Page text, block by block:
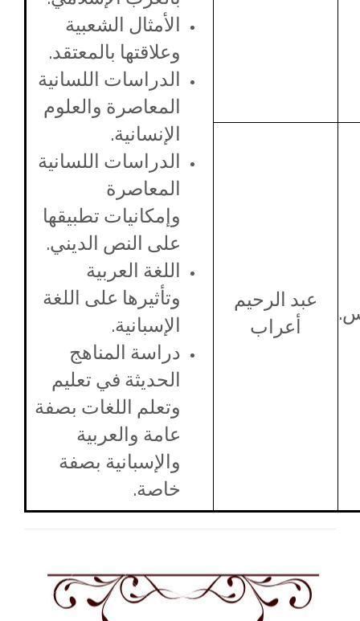
الأمثال الشعبية
وعلاقتها بالمعتقد.
الدراسات اللسانية
المعاصرة والعلوم
الإنسانية.
الدراسات اللسانية
المعاصرة
وإمكانيات تطبيقها
على النص الديني.
اللغة العربية
وتأثيرها على اللغة
الإسبانية.
دراسة المناهج
الحديثة في تعليم
وتعلم اللغات بصفة
عامة والعربية
والإسبانية بصفة
خاصة.
عبد الرحيم
أعراب